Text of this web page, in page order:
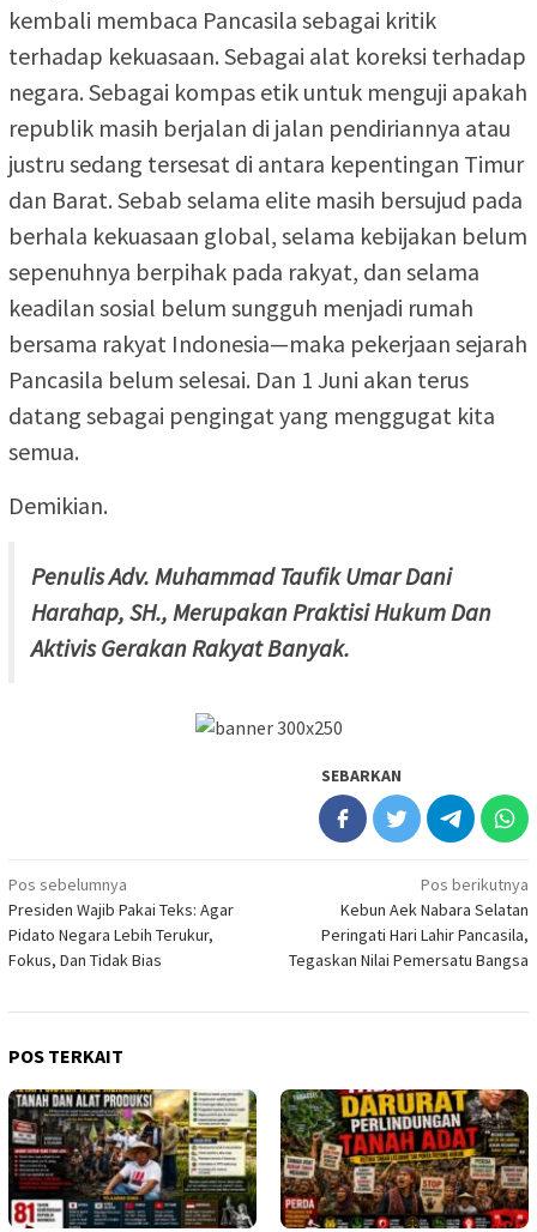
kembali membaca Pancasila sebagai kritik
terhadap kekuasaan. Sebagai alat koreksi terhadap
negara. Sebagai kompas etik untuk menguji apakah
republik masih berjalan di jalan pendiriannya atau
justru sedang tersesat di antara kepentingan Timur
dan Barat. Sebab selama elite masih bersujud pada
berhala kekuasaan global, selama kebijakan belum
sepenuhnya berpihak pada rakyat, dan selama
keadilan sosial belum sungguh menjadi rumah
bersama rakyat Indonesia—maka pekerjaan sejarah
Pancasila belum selesai. Dan 1 Juni akan terus
datang sebagai pengingat yang menggugat kita
semua.
Demikian.
Penulis Adv. Muhammad Taufik Umar Dani
Harahap, SH., Merupakan Praktisi Hukum Dan
Aktivis Gerakan Rakyat Banyak.
SEBARKAN
Navigasi
pos
Pos sebelumnya
Presiden Wajib Pakai Teks: Agar
Pidato Negara Lebih Terukur,
Fokus, Dan Tidak Bias
Pos berikutnya
‎Kebun Aek Nabara Selatan
Peringati Hari Lahir Pancasila,
Tegaskan Nilai Pemersatu Bangsa
POS TERKAIT